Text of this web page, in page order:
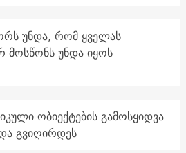
უნდა, რომ ყველას
მოსწონს უნდა იყოს
ობიექტების გამოსყიდვა
გვიღირდეს